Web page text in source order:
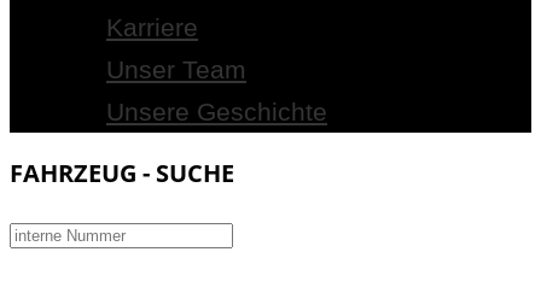
Karriere
Unser Team
Unsere Geschichte
FAHRZEUG - SUCHE